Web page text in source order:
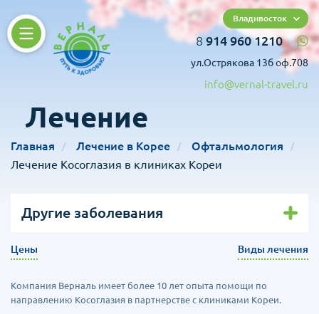
Владивосток
8 914 960 1210
ул.Острякова 13б оф.708
info@vernal-travel.ru
Лечение
Главная Лечение в Корее
Офтальмология
Лечение Косоглазия в клиниках Кореи
Другие заболевания
Цены Виды лечения
Компания Верналь имеет более 10 лет опыта помощи по
направлению Косоглазия в партнерстве с клиниками Кореи.